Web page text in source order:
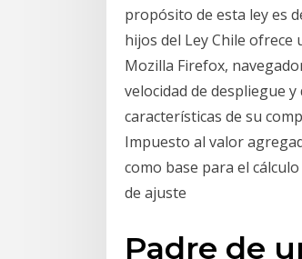
propósito de esta ley es
hijos del Ley Chile
Mozilla Firefox,
velocidad de despliegue
características de su
Impuesto al valor
como base para el
de ajuste
Padre de